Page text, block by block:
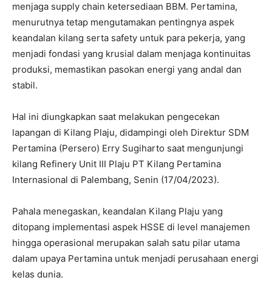
menjaga supply chain ketersediaan BBM. Pertamina,
menurutnya tetap mengutamakan pentingnya aspek
keandalan kilang serta safety untuk para pekerja, yang
menjadi fondasi yang krusial dalam menjaga kontinuitas
produksi, memastikan pasokan energi yang andal dan
stabil.
Hal ini diungkapkan saat melakukan pengecekan
lapangan di Kilang Plaju, didampingi oleh Direktur SDM
Pertamina (Persero) Erry Sugiharto saat mengunjungi
kilang Refinery Unit III Plaju PT Kilang Pertamina
Internasional di Palembang, Senin (17/04/2023).
Pahala menegaskan, keandalan Kilang Plaju yang
ditopang implementasi aspek HSSE di level manajemen
hingga operasional merupakan salah satu pilar utama
dalam upaya Pertamina untuk menjadi perusahaan energi
kelas dunia.